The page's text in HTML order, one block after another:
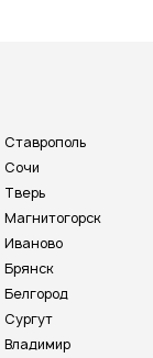
Ставрополь
Сочи
Тверь
Магнитогорск
Иваново
Брянск
Белгород
Сургут
Владимир